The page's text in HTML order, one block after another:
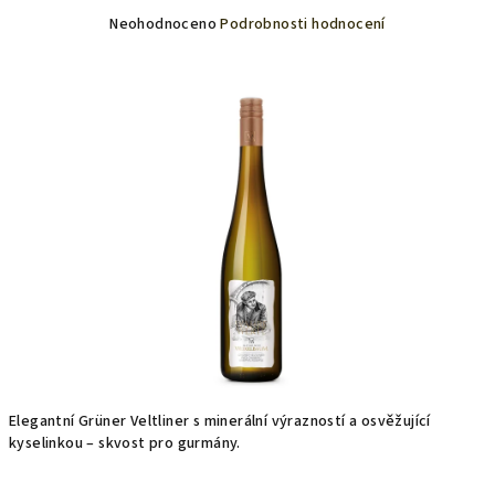
Elegantní Grüner Veltliner s minerální výrazností a osvěžující
kyselinkou – skvost pro gurmány.
Průměrné
Neohodnoceno Podrobnosti hodnocení